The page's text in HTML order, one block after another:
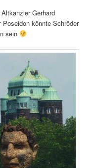
Gerhard
könnte Schröder
sein